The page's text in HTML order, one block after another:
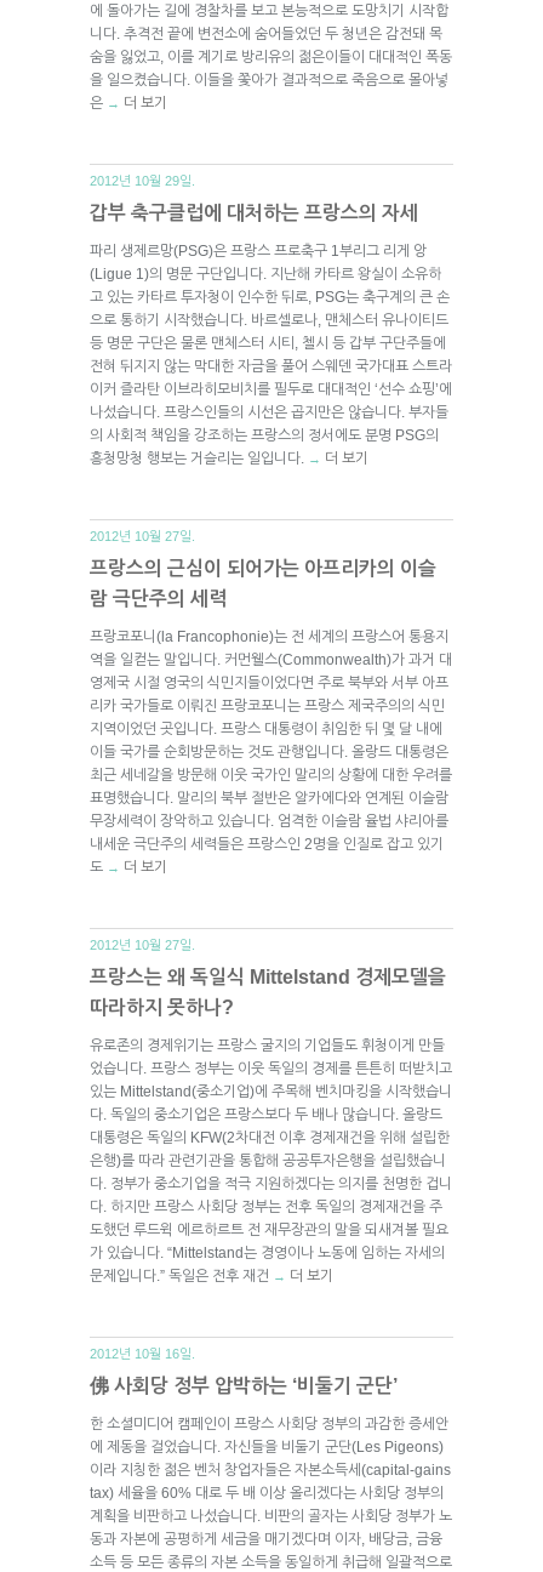
에 돌아가는 길에 경찰차를 보고 본능적으로 도망치기 시작합
니다. 추격전 끝에 변전소에 숨어들었던 두 청년은 감전돼 목
숨을 잃었고, 이를 계기로 방리유의 젊은이들이 대대적인 폭동
을 일으켰습니다. 이들을 쫓아가 결과적으로 죽음으로 몰아넣
은 → 더 보기
2012년 10월 29일.
갑부 축구클럽에 대처하는 프랑스의 자세
파리 생제르망(PSG)은 프랑스 프로축구 1부리그 리게 앙
(Ligue 1)의 명문 구단입니다. 지난해 카타르 왕실이 소유하
고 있는 카타르 투자청이 인수한 뒤로, PSG는 축구계의 큰 손
으로 통하기 시작했습니다. 바르셀로나, 맨체스터 유나이티드
등 명문 구단은 물론 맨체스터 시티, 첼시 등 갑부 구단주들에
전혀 뒤지지 않는 막대한 자금을 풀어 스웨덴 국가대표 스트라
이커 즐라탄 이브라히모비치를 필두로 대대적인 ‘선수 쇼핑’에
나섰습니다. 프랑스인들의 시선은 곱지만은 않습니다. 부자들
의 사회적 책임을 강조하는 프랑스의 정서에도 분명 PSG의
흥청망청 행보는 거슬리는 일입니다.
→ 더 보기
2012년 10월 27일.
프랑스의 근심이 되어가는 아프리카의 이슬
람 극단주의 세력
프랑코포니(la Francophonie)는 전 세계의 프랑스어 통용지
역을 일컫는 말입니다. 커먼웰스(Commonwealth)가 과거 대
영제국 시절 영국의 식민지들이었다면 주로 북부와 서부 아프
리카 국가들로 이뤄진 프랑코포니는 프랑스 제국주의의 식민
지역이었던 곳입니다. 프랑스 대통령이 취임한 뒤 몇 달 내에
이들 국가를 순회방문하는 것도 관행입니다. 올랑드 대통령은
최근 세네갈을 방문해 이웃 국가인 말리의 상황에 대한 우려를
표명했습니다. 말리의 북부 절반은 알카에다와 연계된 이슬람
무장세력이 장악하고 있습니다. 엄격한 이슬람 율법 샤리아를
내세운 극단주의 세력들은 프랑스인 2명을 인질로 잡고 있기
도 → 더 보기
2012년 10월 27일.
프랑스는 왜 독일식 Mittelstand 경제모델을
따라하지 못하나?
유로존의 경제위기는 프랑스 굴지의 기업들도 휘청이게 만들
었습니다. 프랑스 정부는 이웃 독일의 경제를 튼튼히 떠받치고
있는 Mittelstand(중소기업)에 주목해 벤치마킹을 시작했습니
다. 독일의 중소기업은 프랑스보다 두 배나 많습니다. 올랑드
대통령은 독일의 KFW(2차대전 이후 경제재건을 위해 설립한
은행)를 따라 관련기관을 통합해 공공투자은행을 설립했습니
다. 정부가 중소기업을 적극 지원하겠다는 의지를 천명한 겁니
다. 하지만 프랑스 사회당 정부는 전후 독일의 경제재건을 주
도했던 루드윅 에르하르트 전 재무장관의 말을 되새겨볼 필요
가 있습니다. “Mittelstand는 경영이나 노동에 임하는 자세의
문제입니다.” 독일은 전후 재건 → 더 보기
2012년 10월 16일.
佛 사회당 정부 압박하는 ‘비둘기 군단’
한 소셜미디어 캠페인이 프랑스 사회당 정부의 과감한 증세안
에 제동을 걸었습니다. 자신들을 비둘기 군단(Les Pigeons)
이라 지칭한 젊은 벤처 창업자들은 자본소득세(capital-gains
tax) 세율을 60% 대로 두 배 이상 올리겠다는 사회당 정부의
계획을 비판하고 나섰습니다. 비판의 골자는 사회당 정부가 노
동과 자본에 공평하게 세금을 매기겠다며 이자, 배당금, 금융
소득 등 모든 종류의 자본 소득을 동일하게 취급해 일괄적으로